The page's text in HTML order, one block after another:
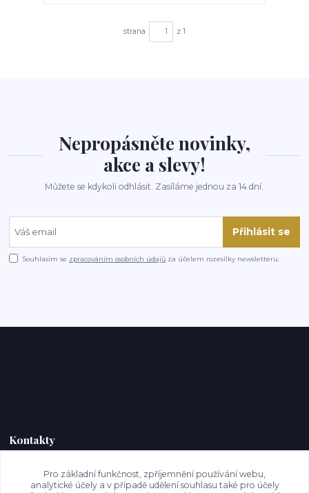
strana z 1
Nepropásněte novinky,
akce a slevy!
Můžete se kdykoli odhlásit. Zasíláme jednou za 14 dní.
Přihlásit se
Souhlasím se zpracováním osobních údajů za účelem rozesílky newsletteru.
Kontakty
Pro základní funkčnost, zpříjemnění používání webu,
analytické účely a v případě udělení souhlasu také pro účely